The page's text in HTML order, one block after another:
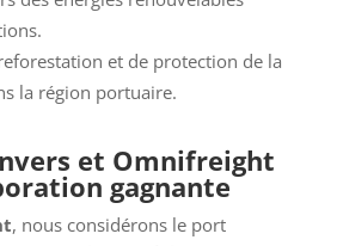
et de protection de la
la région portuaire.
et Omnifreight
gagnante
, nous considérons le port